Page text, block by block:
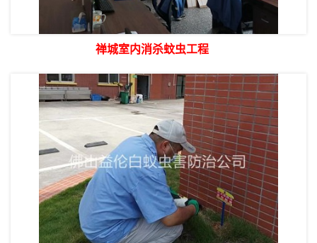
禅城室内消杀蚊虫工程